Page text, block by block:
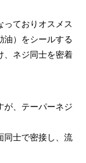
っておりオスメス
油）をシールする
、ネジ同士を密着
が、テーパーネジ
同士で密接し、流